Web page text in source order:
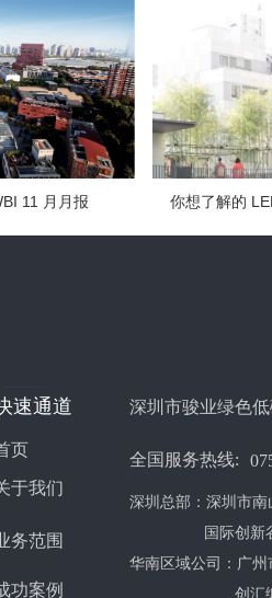
11 月月报 你想了解的
全国服务热线:
深圳总部：深圳市
国际创新谷
华南区域公司：广州
创汇编辑
深圳市骏业绿色
速通道
页
于我们
务范围
功案例